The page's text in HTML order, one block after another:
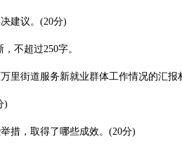
建议。(20分)
不超过250字。
里街道服务新就业群体工作情况的汇报
)
措，取得了哪些成效。(20分)